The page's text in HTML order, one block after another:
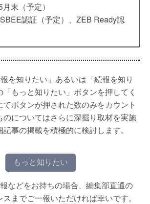
末（予定）
認証（予定）、ZEB Ready認
を知りたい」あるいは「続報を知り
もっと知りたい」ボタンを押してく
ボタンが押された数のみをカウント
のについてはさらに深掘り取材を実施
事の掲載を積極的に検討します。
もっと知りたい
などをお持ちの場合、編集部直通の
までご一報いただければ幸いです。